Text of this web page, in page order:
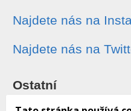
Najdete nás na
Najdete nás na
Ostatní